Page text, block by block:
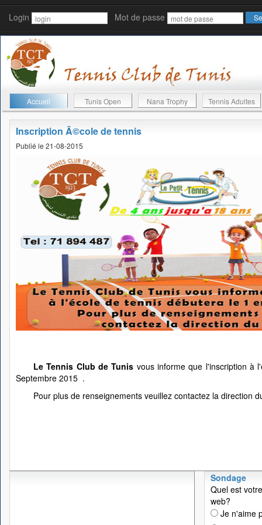
Login Mot de passe
Accueil Tunis Open Nana Trophy Tennis Adultes
Inscription Ã©cole de tennis
Publié le 21-08-2015
Le Tennis Club de Tunis vous informe que l'inscription à
Septembre 2015 .
Pour plus de renseignements veuillez contactez la direction
Sondage
Quel est
web?
Je n'aime